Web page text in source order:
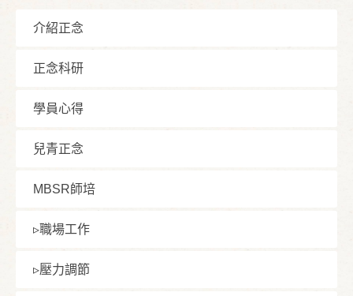
介紹正念
正念科研
學員⼼得
兒青正念
MBSR師培
▹職場⼯作
▹壓⼒調節